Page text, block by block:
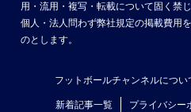
用・流用・複写・転載について固く禁
個人・法人問わず弊社規定の掲載費用
のとします。
フットボールチャンネルについ
新着記事一覧 プライバシー